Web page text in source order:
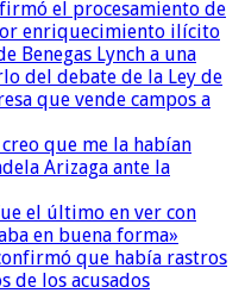
el procesamiento de
enriquecimiento ilícito
Benegas Lynch a una
del debate de la Ley de
que vende campos a
que me la habían
Arizaga ante la
el último en ver con
en buena forma»
que había rastros
de los acusados